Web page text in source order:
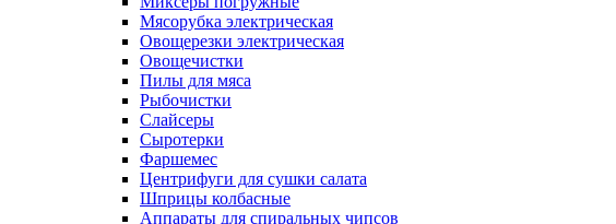
Мясорубка электрическая
Овощерезки электрическая
Овощечистки
Пилы для мяса
Рыбочистки
Слайсеры
Сыротерки
Фаршемес
Центрифуги для сушки салата
Шприцы колбасные
Аппараты для спиральных чипсов